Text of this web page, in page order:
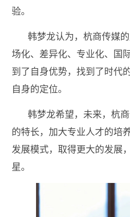
验。
韩梦龙认为，杭商传媒
场化、差异化、专业化、国
到了自身优势，找到了时代
自身的定位。
韩梦龙希望，未来，杭
的特长，加大专业人才的培
发展模式，取得更大的发展
星。